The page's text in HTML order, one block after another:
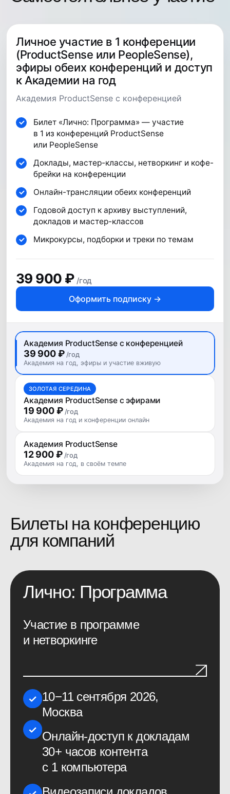
Академия ProductSense с конференцией
39 900 ₽ /год
Академия на год, эфиры и участие вживую
ЗОЛОТАЯ СЕРЕДИНА
Академия ProductSense с эфирами
19 900 ₽ /год
Академия на год и конференции онлайн
Академия ProductSense
12 900 ₽ /год
Академия на год, в своём темпе
Личное участие в 1 конференции
(ProductSense или PeopleSense),
эфиры обеих конференций и доступ
к Академии на год
Академия ProductSense с конференцией
Билет «Лично: Программа» — участие
в 1 из конференций ProductSense
или PeopleSense
Доклады, мастер-классы, нетворкинг и кофе-
брейки на конференции
Онлайн-трансляции обеих конференций
Годовой доступ к архиву выступлений,
докладов и мастер-классов
Микрокурсы, подборки и треки по темам
39 900 ₽ /год
Оформить подписку →
В трансляции
Онлайн-трансляция и доступ к
Академии
77 000 руб *
71 000 руб.
Забронировать
Лично
Полное участие в конференции:
10−11 сентября 2026, Москва
Онлайн-доступ к докладам
30+ часов контента
с 1 компьютера
и мастер-классов
Онлайн- и офлайн-
пространство для общения с
Пакет участника
Кофе-брейки
Обеды
65 000 руб*
Забронировать